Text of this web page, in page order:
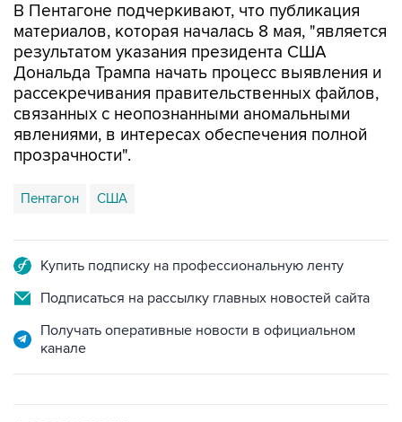
В Пентагоне подчеркивают, что публикация
материалов, которая началась 8 мая, "является
результатом указания президента США
Дональда Трампа начать процесс выявления и
рассекречивания правительственных файлов,
связанных с неопознанными аномальными
явлениями, в интересах обеспечения полной
прозрачности".
Пентагон США
Купить подписку на профессиональную ленту
Подписаться на рассылку главных новостей сайта
Получать оперативные новости в официальном
канале